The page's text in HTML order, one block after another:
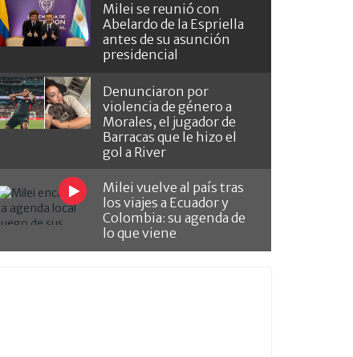
Milei se reunió con
Abelardo de la Espriella
antes de su asunción
presidencial
Denunciaron por
violencia de género a
Morales, el jugador de
Barracas que le hizo el
gol a River
Milei vuelve al país tras
los viajes a Ecuador y
Colombia: su agenda de
lo que viene